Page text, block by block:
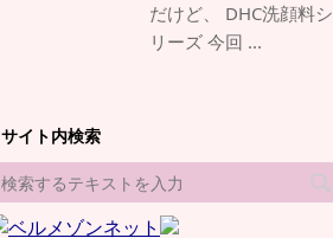
だけど、 DHC洗顔料シ
リーズ 今回 ...
サイト内検索